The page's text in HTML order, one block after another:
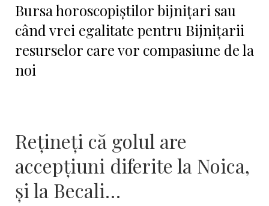
post:
Bursa horoscopiștilor bijnițari sau
când vrei egalitate pentru Bijnițarii
resurselor care vor compasiune de la
noi
Rețineți că golul are
accepțiuni diferite la Noica,
și la Becali…